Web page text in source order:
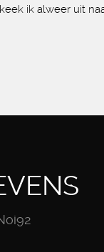
ik alweer uit